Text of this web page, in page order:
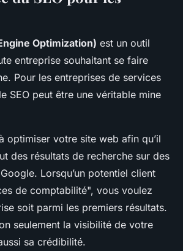
Optimization) est un outil
entreprise souhaitant se faire
Pour les entreprises de services
SEO peut être une véritable mine
optimiser votre site web afin qu’il
des résultats de recherche sur des
Lorsqu’un potentiel client
de comptabilité", vous voulez
soit parmi les premiers résultats.
seulement la visibilité de votre
sa crédibilité.